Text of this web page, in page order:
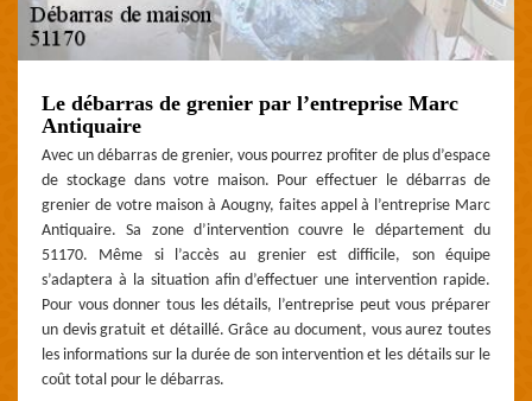
Le débarras de grenier par l’entreprise Marc
Antiquaire
Avec un débarras de grenier, vous pourrez profiter de plus d’espace
de stockage dans votre maison. Pour effectuer le débarras de
grenier de votre maison à Aougny, faites appel à l’entreprise Marc
Antiquaire. Sa zone d’intervention couvre le département du
51170. Même si l’accès au grenier est difficile, son équipe
s’adaptera à la situation afin d’effectuer une intervention rapide.
Pour vous donner tous les détails, l’entreprise peut vous préparer
un devis gratuit et détaillé. Grâce au document, vous aurez toutes
les informations sur la durée de son intervention et les détails sur le
coût total pour le débarras.